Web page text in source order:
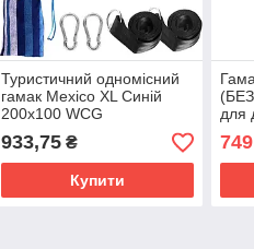
Туристичний одномісний
гамак Mexico XL Синій
200х100 WCG
933,75₴
Купити
для
749